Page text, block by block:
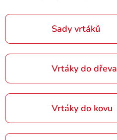
Sady vrtáků
Vrtáky do dřeva
Vrtáky do kovu